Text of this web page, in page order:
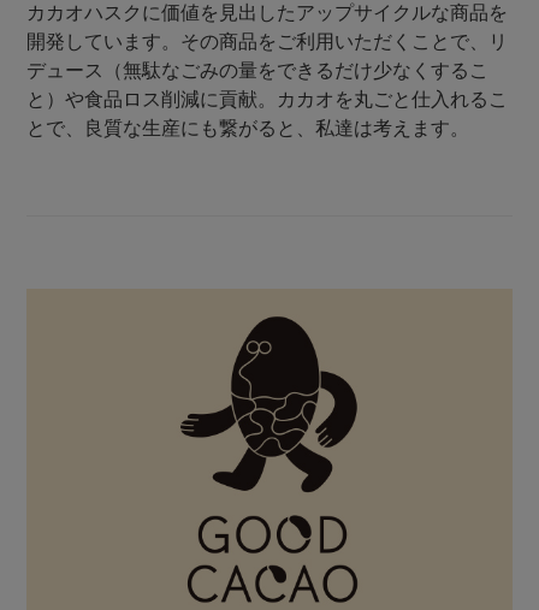
カカオハスクに価値を見出したアップサイクルな商品を
開発しています。その商品をご利用いただくことで、リ
デュース（無駄なごみの量をできるだけ少なくするこ
と）や食品ロス削減に貢献。カカオを丸ごと仕入れるこ
とで、良質な生産にも繋がると、私達は考えます。